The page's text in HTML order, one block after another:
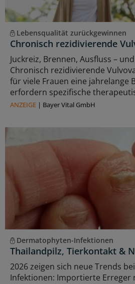
Lebensqualität zurückgewinnen
Chronisch rezidivierende
Juckreiz, Brennen, Ausfluss –
Chronisch rezidivierende
für viele Frauen eine jahrelange
erfordern spezifische
ANZEIGE | Bayer Vital GmbH
Dermatophyten-Infektionen
Thailandpilz, Tierkontakt &
2026 zeigen sich neue Trends
Infektionen: Importierte Erreger